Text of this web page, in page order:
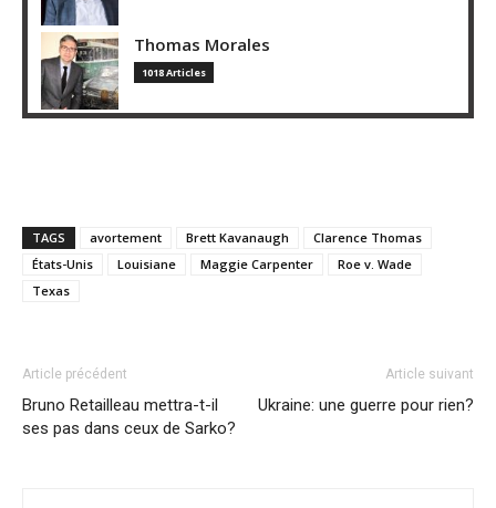
Thomas Morales
1018 Articles
TAGS avortement Brett Kavanaugh
Clarence Thomas
États-Unis
Louisiane Maggie Carpenter
Roe v. Wade
Texas
Article précédent
Bruno Retailleau mettra-t-il
ses pas dans ceux de Sarko?
Article suivant
Ukraine: une guerre pour rien?